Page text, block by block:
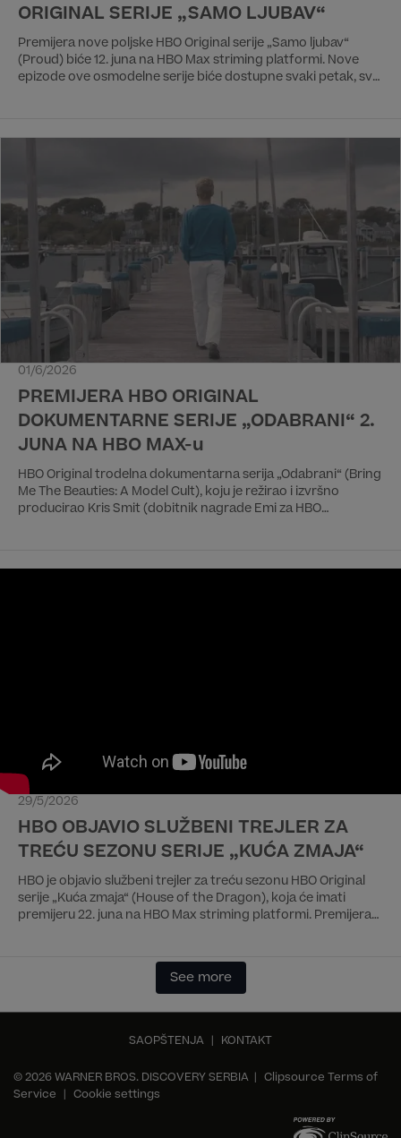
ORIGINAL SERIJE „SAMO LJUBAV“
Premijera nove poljske HBO Original serije „Samo ljubav“
(Proud) biće 12. juna na HBO Max striming platformi. Nove
epizode ove osmodelne serije biće dostupne svaki petak, sve
01/6/2026
PREMIJERA HBO ORIGINAL
DOKUMENTARNE SERIJE „ODABRANI“ 2.
JUNA NA HBO MAX-u
HBO Original trodelna dokumentarna serija „Odabrani“ (Bring
Me The Beauties: A Model Cult), koju je režirao i izvršno
producirao Kris Smit (dobitnik nagrade Emi za HBO
29/5/2026
HBO OBJAVIO SLUŽBENI TREJLER ZA
TREĆU SEZONU SERIJE „KUĆA ZMAJA“
HBO je objavio službeni trejler za treću sezonu HBO Original
serije „Kuća zmaja“ (House of the Dragon), koja će imati
premijeru 22. juna na HBO Max striming platformi. Premijera
epizoda biće 10. avgusta.
See more
SAOPŠTENJA KONTAKT
© 2026 WARNER BROS. DISCOVERY SERBIA |
Clipsource Terms of
Service
Cookie settings